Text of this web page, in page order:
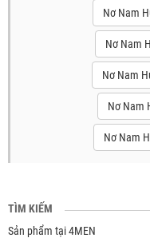
Nơ Nam
Nơ Nam
Nơ Nam
Nơ Nam
Nơ Nam
TÌM KIẾM
Sản phẩm tại 4MEN